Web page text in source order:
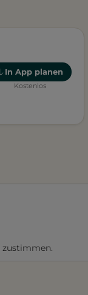
In App planen
Kostenlos
zustimmen.